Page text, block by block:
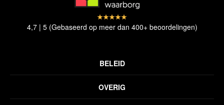
OVERIG
BELEID
4,7 | 5 (Gebaseerd op meer dan 400+ beoordelingen)